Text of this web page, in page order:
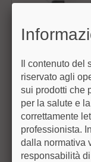
Il contenuto
riservato agli
sui prodotti che
per la salute e
correttamente
professionista.
dalla normativa
responsabilità